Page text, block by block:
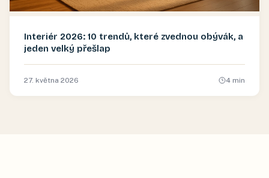
Interiér 2026: 10 trendů, které zvednou obývák, a
jeden velký přešlap
27. května 2026 4 min